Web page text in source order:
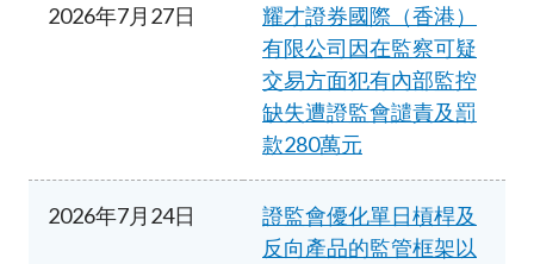
2026年7月27日
耀才證券國際（香港）
有限公司因在監察可疑
交易方面犯有內部監控
缺失遭證監會譴責及罰
款280萬元
2026年7月24日
證監會優化單日槓桿及
反向產品的監管框架以